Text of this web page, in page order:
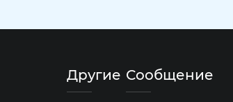
Другие Сообщение